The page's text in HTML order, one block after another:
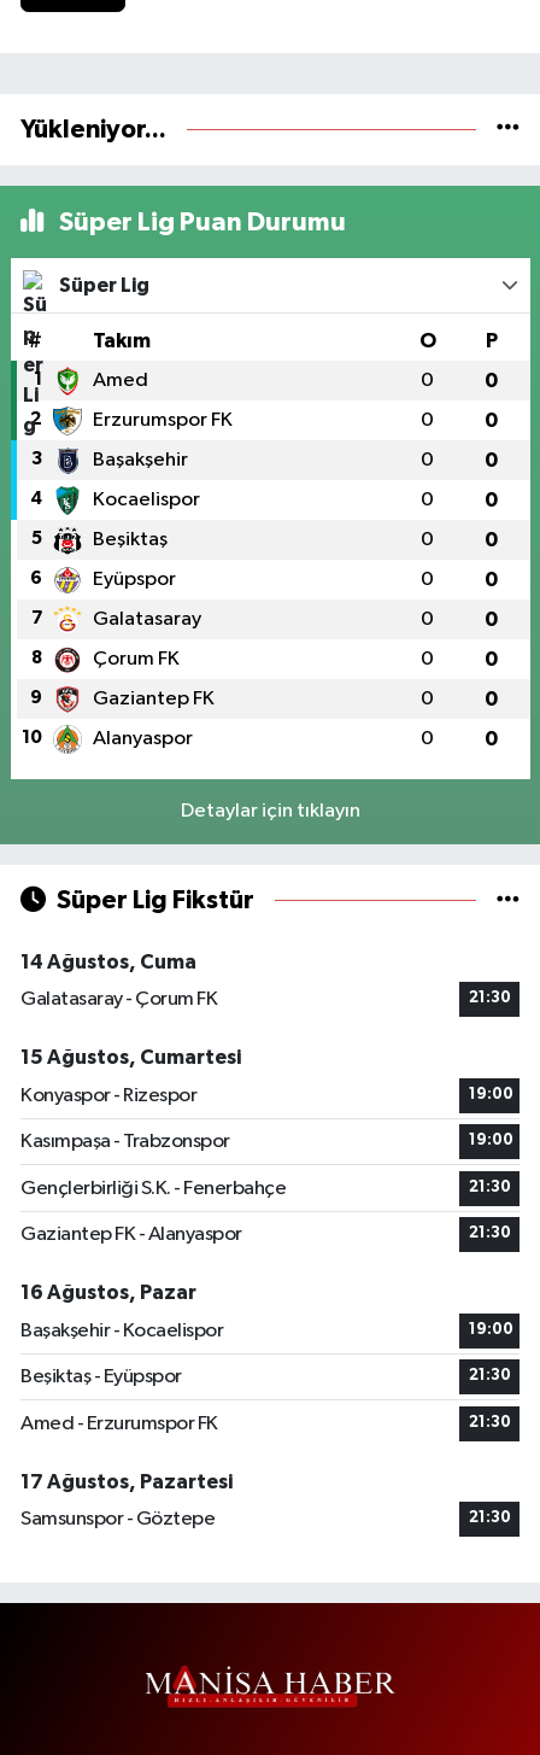
Yükleniyor...
Süper Lig Puan Durumu
Süper Lig
# Takım O P
1 Amed 0 0
2 Erzurumspor FK 0 0
3 Başakşehir 0 0
4 Kocaelispor 0 0
5 Beşiktaş 0 0
6 Eyüpspor 0 0
7 Galatasaray 0 0
8 Çorum FK 0 0
9 Gaziantep FK 0 0
10 Alanyaspor 0 0
Detaylar için tıklayın
Süper Lig Fikstür
14 Ağustos, Cuma
Galatasaray - Çorum FK
21:30
15 Ağustos, Cumartesi
Konyaspor - Rizespor
19:00
Kasımpaşa - Trabzonspor 19:00
Gençlerbirliği S.K. - Fenerbahçe 21:30
Gaziantep FK - Alanyaspor 21:30
16 Ağustos, Pazar
Başakşehir - Kocaelispor
19:00
Beşiktaş - Eyüpspor 21:30
Amed - Erzurumspor FK 21:30
17 Ağustos, Pazartesi
Samsunspor - Göztepe
21:30